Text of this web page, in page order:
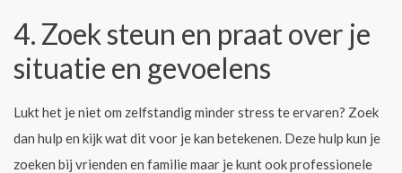
4. Zoek steun en praat over je
situatie en gevoelens
Lukt het je niet om zelfstandig minder stress te ervaren? Zoek
dan hulp en kijk wat dit voor je kan betekenen. Deze hulp kun je
zoeken bij vrienden en familie maar je kunt ook professionele